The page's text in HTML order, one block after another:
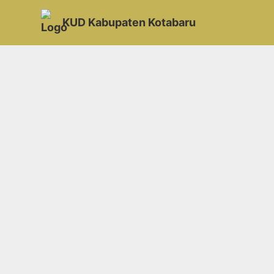
KUD Kabupaten Kotabaru